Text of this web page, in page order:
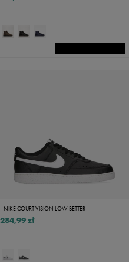
NIKE COURT VISION LOW BETTER
284,99 zł